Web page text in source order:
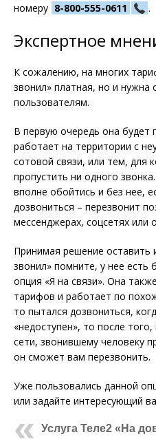
номеру 8-800-555-0611 .
Экспертное
К сожалению, на многих
звонил» платная, но и нужна
пользователям.
В первую очередь она будет
работает на территории с
сотовой связи, или тем, для
пропустить ни одного
вполне обойтись и без нее,
дозвониться – перезвонит
мессенджерах, соцсетях или
Принимая решение оставить
звонил» помните, у нее есть
опция «Я на связи». Она
тарифов и работает по
то пытался дозвониться,
«недоступен», то после
сети, звонившему человеку
он сможет вам перезвонить.
Уже пользовались данной
или задайте интересующий
Услуга Теле2 «На